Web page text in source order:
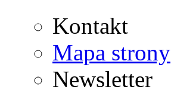
Kontakt
Mapa strony
Newsletter